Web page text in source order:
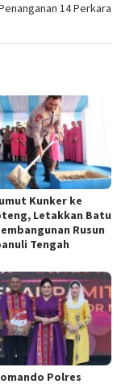
14 Perkara
Kunker ke
Letakkan Batu
Rusun
Tengah
Polres